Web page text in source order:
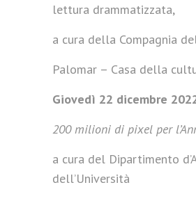
lettura drammatizzata,
a cura della Compagnia
Palomar – Casa della
Giovedì 22 dicembre
200 milioni di pixel per
a cura del Dipartimento
dell’Università